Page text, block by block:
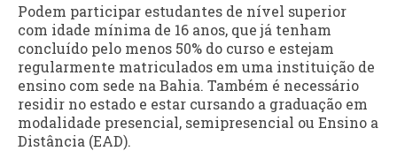
Podem participar estudantes de nível superior
com idade mínima de 16 anos, que já tenham
concluído pelo menos 50% do curso e estejam
regularmente matriculados em uma instituição de
ensino com sede na Bahia. Também é necessário
residir no estado e estar cursando a graduação em
modalidade presencial, semipresencial ou Ensino a
Distância (EAD).